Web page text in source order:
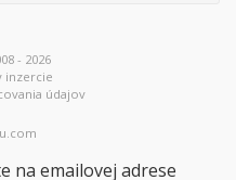
- 2026
inzercie
údajov
na emailovej adrese